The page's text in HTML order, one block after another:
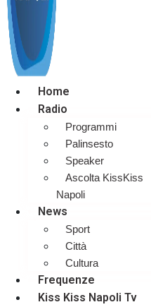
Home
Radio
Programmi
Palinsesto
Speaker
Ascolta KissKiss
Napoli
News
Sport
Città
Cultura
Frequenze
Kiss Kiss Napoli Tv